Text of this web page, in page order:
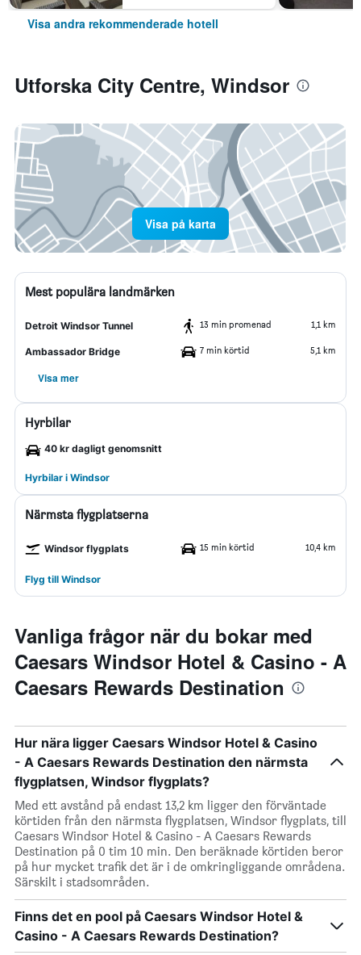
Visa andra rekommenderade hotell
Utforska City Centre, Windsor
Visa på karta
Mest populära landmärken
Detroit Windsor Tunnel 13 min promenad 1,1 km
Ambassador Bridge 7 min körtid 5,1 km
Visa mer
Hyrbilar
40 kr dagligt genomsnitt
Hyrbilar i Windsor
Närmsta flygplatserna
Windsor flygplats 15 min körtid 10,4 km
Flyg till Windsor
Vanliga frågor när du bokar med
Caesars Windsor Hotel & Casino - A
Caesars Rewards Destination
Hur nära ligger Caesars Windsor Hotel & Casino
- A Caesars Rewards Destination den närmsta
flygplatsen, Windsor flygplats?
Med ett avstånd på endast 13,2 km ligger den förväntade
körtiden från den närmsta flygplatsen, Windsor flygplats, till
Caesars Windsor Hotel & Casino - A Caesars Rewards
Destination på 0 tim 10 min. Den beräknade körtiden beror
på hur mycket trafik det är i de omkringliggande områdena.
Särskilt i stadsområden.
Finns det en pool på Caesars Windsor Hotel &
Casino - A Caesars Rewards Destination?